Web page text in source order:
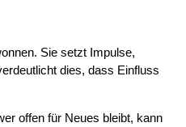
Sie setzt Impulse,
dies, dass Einfluss
offen für Neues bleibt, kann